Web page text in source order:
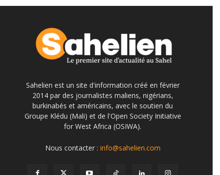
Sahelien est un site d'information créé en février
2014 par des journalistes maliens, nigérians,
burkinabés et américains, avec le soutien du
Groupe Klédu (Mali) et de l'Open Society Initiative
for West Africa (OSIWA).
Nous contacter : info@sahelien.com